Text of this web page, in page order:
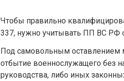
Чтобы правильно
337, нужно учитывать ПП ВС РФ
Под самовольным оставлением
отбытие военнослужащего без
руководства, либо иных